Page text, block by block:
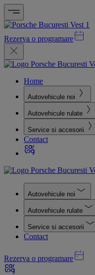
Rezerva o programare
Home
Autovehicule noi
Autovehicule rulate
Service si accesorii
Contact
Autovehicule noi
Autovehicule rulate
Service si accesorii
Contact
Rezerva o programare